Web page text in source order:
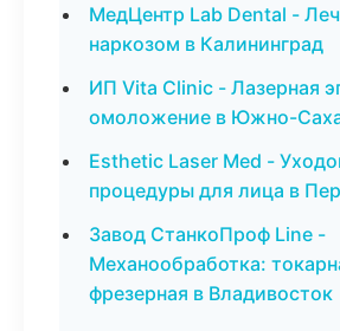
МедЦентр Lab Dental -
наркозом в Калининград
ИП Vita Clinic - Лазерная
омоложение в Южно-
Esthetic Laser Med -
процедуры для лица в
Завод СтанкоПроф Line -
Механообработка:
фрезерная в Владивосток